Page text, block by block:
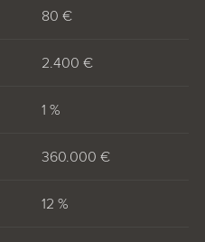
80 €
2.400 €
1 %
360.000 €
12 %